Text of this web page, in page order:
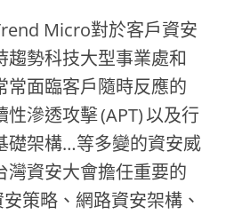
Micro對於客戶資安
趨勢科技大型事業處和
常面臨客戶隨時反應的
滲透攻擊 (APT) 以及行
礎架構…等多變的資安威
灣資安大會擔任重要的
策略、網路資安架構、